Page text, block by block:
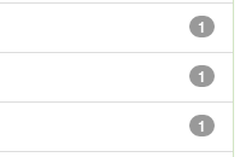
1
1
1